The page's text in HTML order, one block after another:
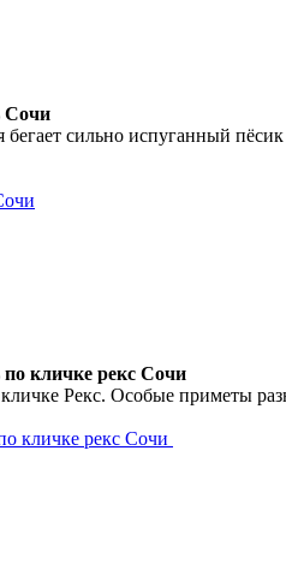
Сочи
бегает сильно испуганный
по кличке рекс Сочи
Рекс. Особые приметы
кличке рекс Сочи